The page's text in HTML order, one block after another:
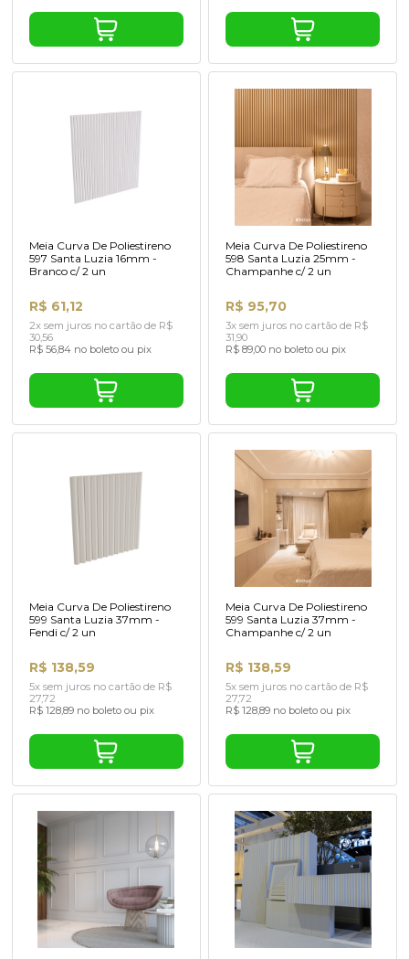
Meia Curva De Poliestireno
597 Santa Luzia 16mm -
Branco c/ 2 un
R$ 61,12
2x sem juros no cartão de R$
30,56
R$ 56,84 no boleto ou pix
Meia Curva De Poliestireno
598 Santa Luzia 25mm -
Champanhe c/ 2 un
R$ 95,70
3x sem juros no cartão de R$
31,90
R$ 89,00 no boleto ou pix
Meia Curva De Poliestireno
599 Santa Luzia 37mm -
Fendi c/ 2 un
R$ 138,59
5x sem juros no cartão de R$
27,72
R$ 128,89 no boleto ou pix
Meia Curva De Poliestireno
599 Santa Luzia 37mm -
Champanhe c/ 2 un
R$ 138,59
5x sem juros no cartão de R$
27,72
R$ 128,89 no boleto ou pix